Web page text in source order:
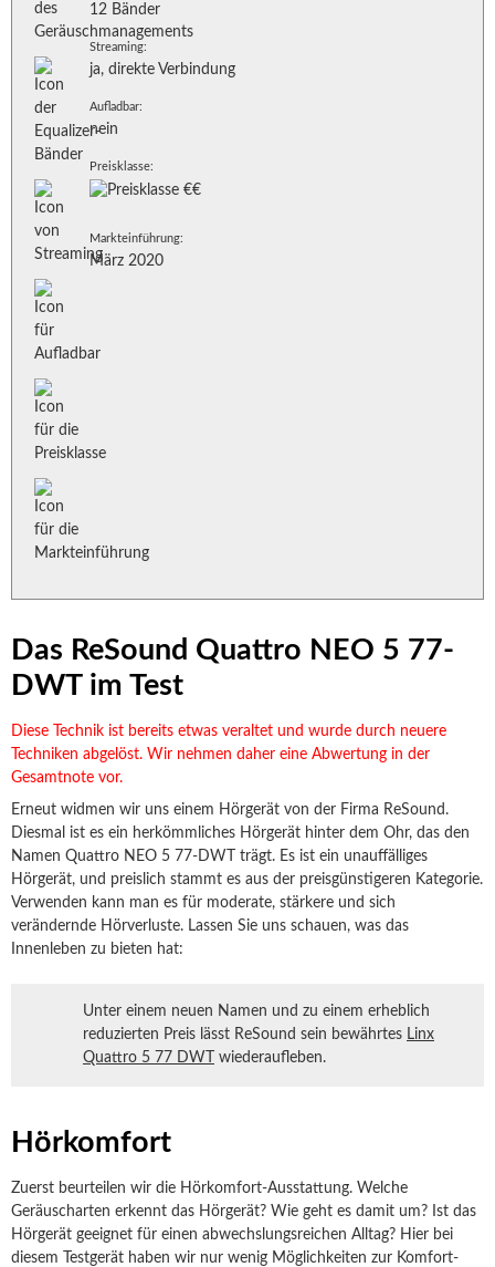
Das ReSound Quattro NEO 5 77-
DWT im Test
Diese Technik ist bereits etwas veraltet und wurde durch neuere
Techniken abgelöst. Wir nehmen daher eine Abwertung in der
Gesamtnote vor.
Erneut widmen wir uns einem Hörgerät von der Firma ReSound.
Diesmal ist es ein herkömmliches Hörgerät hinter dem Ohr, das den
Namen Quattro NEO 5 77-DWT trägt. Es ist ein unauffälliges
Hörgerät, und preislich stammt es aus der preisgünstigeren Kategorie.
Verwenden kann man es für moderate, stärkere und sich
verändernde Hörverluste. Lassen Sie uns schauen, was das
Innenleben zu bieten hat:
Unter einem neuen Namen und zu einem erheblich
reduzierten Preis lässt ReSound sein bewährtes Linx
Quattro 5 77 DWT
wiederaufleben.
Hörkomfort
Zuerst beurteilen wir die Hörkomfort-Ausstattung. Welche
Geräuscharten erkennt das Hörgerät? Wie geht es damit um? Ist das
Hörgerät geeignet für einen abwechslungsreichen Alltag? Hier bei
diesem Testgerät haben wir nur wenig Möglichkeiten zur Komfort-
12 Bänder
Streaming:
ja, direkte Verbindung
Aufladbar:
nein
Preisklasse:
Markteinführung:
März 2020